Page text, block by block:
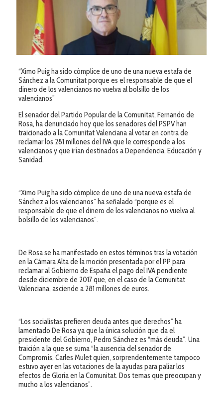
“Ximo Puig ha sido cómplice de uno de una nueva estafa de
Sánchez a la Comunitat porque es el responsable de que el
dinero de los valencianos no vuelva al bolsillo de los
valencianos”
El senador del Partido Popular de la Comunitat, Fernando de
Rosa, ha denunciado hoy que los senadores del PSPV han
traicionado a la Comunitat Valenciana al votar en contra de
reclamar los 281 millones del IVA que le corresponde a los
valencianos y que irían destinados a Dependencia, Educación y
Sanidad.
“Ximo Puig ha sido cómplice de uno de una nueva estafa de
Sánchez a los valencianos” ha señalado “porque es el
responsable de que el dinero de los valencianos no vuelva al
bolsillo de los valencianos”.
De Rosa se ha manifestado en estos términos tras la votación
en la Cámara Alta de la moción presentada por el PP para
reclamar al Gobierno de España el pago del IVA pendiente
desde diciembre de 2017 que, en el caso de la Comunitat
Valenciana, asciende a 281 millones de euros.
“Los socialistas prefieren deuda antes que derechos” ha
lamentado De Rosa ya que la única solución que da el
presidente del Gobierno, Pedro Sánchez es “más deuda”. Una
traición a la que se suma “la ausencia del senador de
Compromís, Carles Mulet quien, sorprendentemente tampoco
estuvo ayer en las votaciones de la ayudas para paliar los
efectos de Gloria en la Comunitat. Dos temas que preocupan y
mucho a los valencianos”.